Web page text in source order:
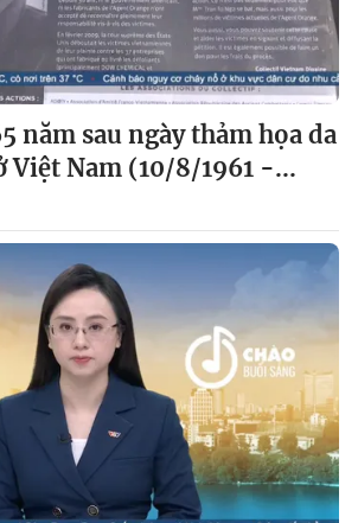
năm sau ngày thảm họa da
Việt Nam (10/8/1961 -...